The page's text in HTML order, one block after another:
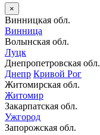
×
Винницкая обл.
Винница
Волынская обл.
Луцк
Днепропетровская обл.
Днепр Кривой Рог
Житомирская обл.
Житомир
Закарпатская обл.
Ужгород
Запорожская обл.